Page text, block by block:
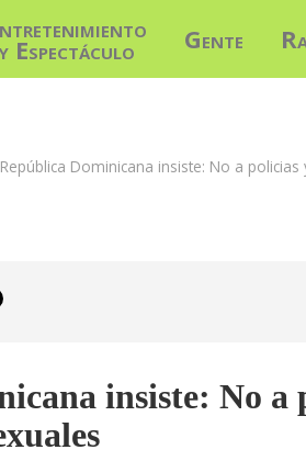
Espectáculo Gente
República Dominicana insiste: No a
insiste: No a